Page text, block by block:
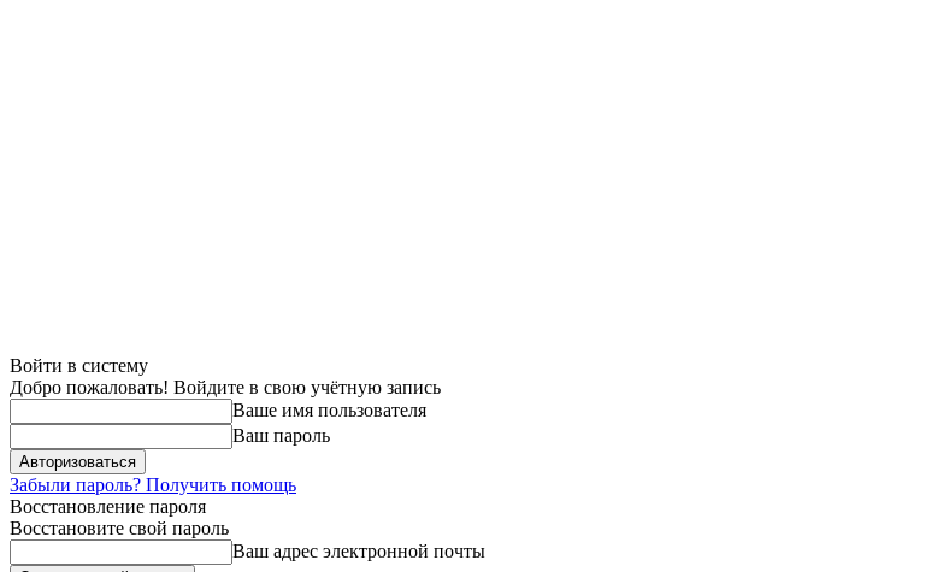
Войти в систему
Добро пожаловать! Войдите в свою учётную запись
Ваше имя пользователя
Ваш пароль
Забыли пароль? Получить помощь
Восстановление пароля
Восстановите свой пароль
Ваш адрес электронной почты